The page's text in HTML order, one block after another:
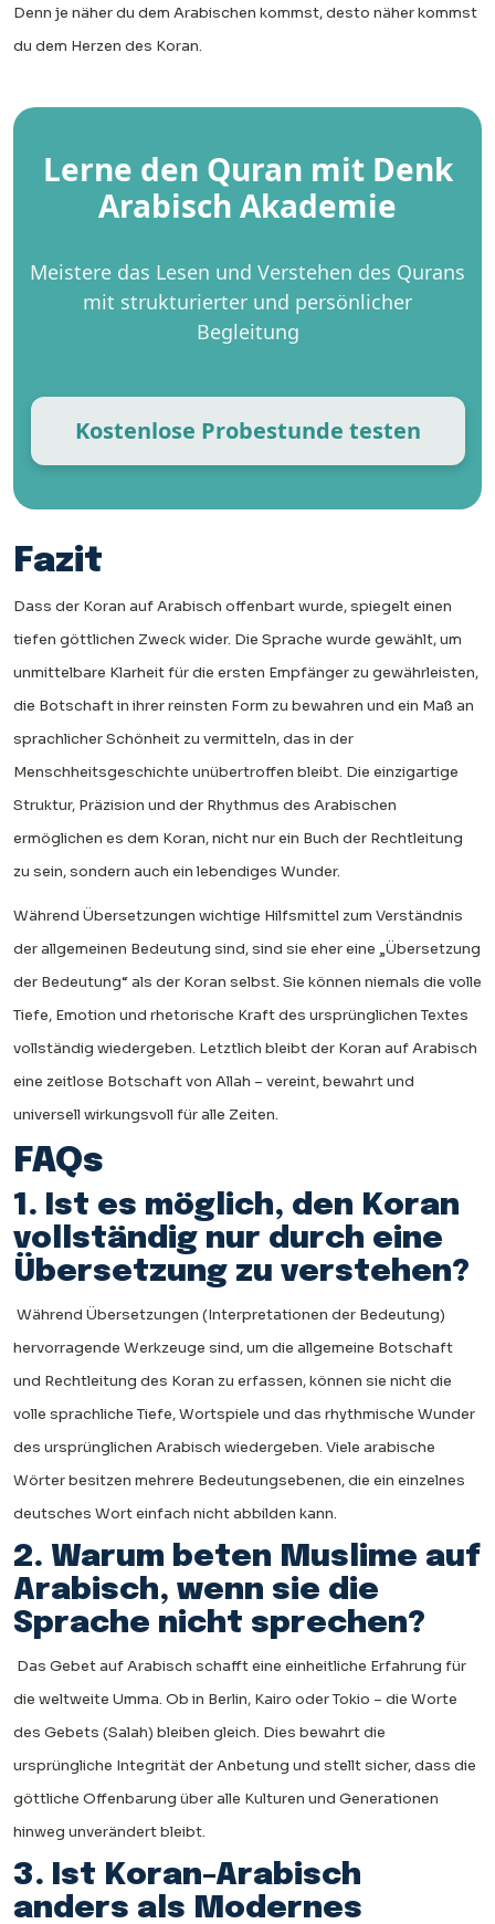
Denn je näher du dem Arabischen kommst, desto näher kommst
du dem Herzen des Koran.
Lerne den Quran mit Denk
Arabisch Akademie
Meistere das Lesen und Verstehen des Qurans
mit strukturierter und persönlicher
Begleitung
Kostenlose Probestunde testen
Fazit
Dass der Koran auf Arabisch offenbart wurde, spiegelt einen
tiefen göttlichen Zweck wider. Die Sprache wurde gewählt, um
unmittelbare Klarheit für die ersten Empfänger zu gewährleisten,
die Botschaft in ihrer reinsten Form zu bewahren und ein Maß an
sprachlicher Schönheit zu vermitteln, das in der
Menschheitsgeschichte unübertroffen bleibt. Die einzigartige
Struktur, Präzision und der Rhythmus des Arabischen
ermöglichen es dem Koran, nicht nur ein Buch der Rechtleitung
zu sein, sondern auch ein lebendiges Wunder.
Während Übersetzungen wichtige Hilfsmittel zum Verständnis
der allgemeinen Bedeutung sind, sind sie eher eine „Übersetzung
der Bedeutung“ als der Koran selbst. Sie können niemals die volle
Tiefe, Emotion und rhetorische Kraft des ursprünglichen Textes
vollständig wiedergeben. Letztlich bleibt der Koran auf Arabisch
eine zeitlose Botschaft von Allah – vereint, bewahrt und
universell wirkungsvoll für alle Zeiten.
FAQs
1. Ist es möglich, den Koran
vollständig nur durch eine
Übersetzung zu verstehen?
Während Übersetzungen (Interpretationen der Bedeutung)
hervorragende Werkzeuge sind, um die allgemeine Botschaft
und Rechtleitung des Koran zu erfassen, können sie nicht die
volle sprachliche Tiefe, Wortspiele und das rhythmische Wunder
des ursprünglichen Arabisch wiedergeben. Viele arabische
Wörter besitzen mehrere Bedeutungsebenen, die ein einzelnes
deutsches Wort einfach nicht abbilden kann.
2. Warum beten Muslime auf
Arabisch, wenn sie die
Sprache nicht sprechen?
Das Gebet auf Arabisch schafft eine einheitliche Erfahrung für
die weltweite Umma. Ob in Berlin, Kairo oder Tokio – die Worte
des Gebets (Salah) bleiben gleich. Dies bewahrt die
ursprüngliche Integrität der Anbetung und stellt sicher, dass die
göttliche Offenbarung über alle Kulturen und Generationen
hinweg unverändert bleibt.
3. Ist Koran-Arabisch
anders als Modernes